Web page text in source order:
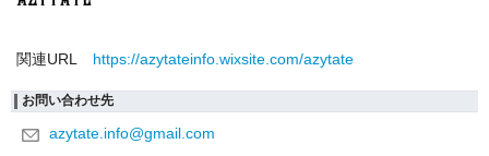
関連URL https://azytateinfo.wixsite.com/azytate
お問い合わせ先
azytate.info@gmail.com